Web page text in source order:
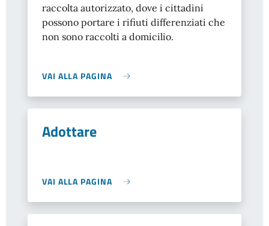
raccolta autorizzato, dove i cittadini
possono portare i rifiuti differenziati che
non sono raccolti a domicilio.
VAI ALLA PAGINA
Adottare
VAI ALLA PAGINA